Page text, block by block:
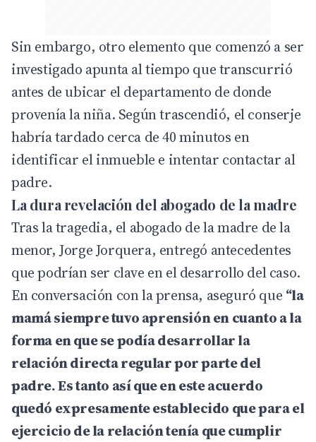
Sin embargo, otro elemento que comenzó a ser
investigado apunta al tiempo que transcurrió
antes de ubicar el departamento de donde
provenía la niña. Según trascendió, el conserje
habría tardado cerca de 40 minutos en
identificar el inmueble e intentar contactar al
padre.
La dura revelación del abogado de la madre
Tras la tragedia, el abogado de la madre de la
menor, Jorge Jorquera, entregó antecedentes
que podrían ser clave en el desarrollo del caso.
En conversación con la prensa, aseguró que “la
mamá siempre tuvo aprensión en cuanto a la
forma en que se podía desarrollar la
relación directa regular por parte del
padre. Es tanto así que en este acuerdo
quedó expresamente establecido que para el
ejercicio de la relación tenía que cumplir